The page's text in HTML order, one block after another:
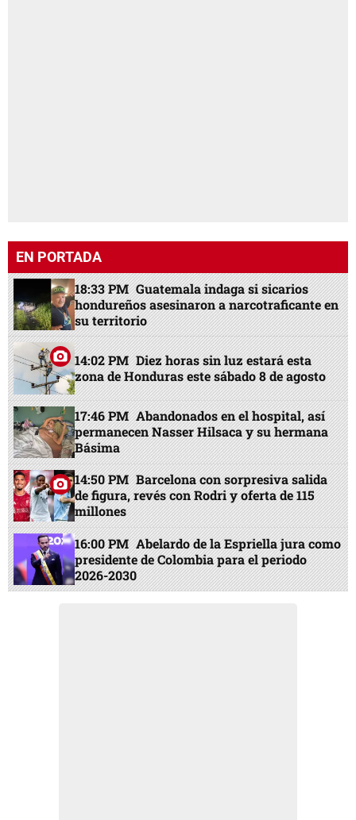
EN PORTADA
18:33 PM Guatemala indaga si sicarios
hondureños asesinaron a narcotraficante en
su territorio
14:02 PM Diez horas sin luz estará esta
zona de Honduras este sábado 8 de agosto
17:46 PM Abandonados en el hospital, así
permanecen Nasser Hilsaca y su hermana
Básima
14:50 PM Barcelona con sorpresiva salida
de figura, revés con Rodri y oferta de 115
millones
16:00 PM Abelardo de la Espriella jura como
presidente de Colombia para el periodo
2026-2030